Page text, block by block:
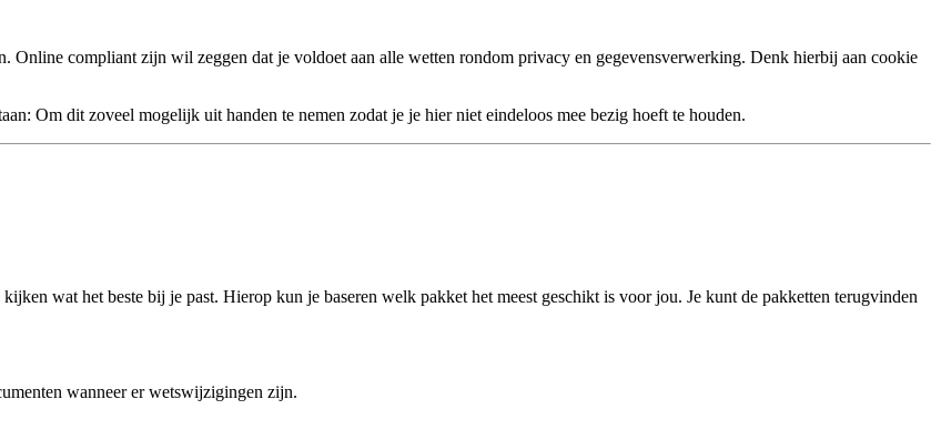
Online compliant zijn wil zeggen dat je voldoet aan alle wetten rondom privacy en gegevensverwerking. Denk hierbij aan cookie
Om dit zoveel mogelijk uit handen te nemen zodat je je hier niet eindeloos mee bezig hoeft te houden.
wat het beste bij je past. Hierop kun je baseren welk pakket het meest geschikt is voor jou. Je kunt de pakketten terugvinden
wanneer er wetswijzigingen zijn.